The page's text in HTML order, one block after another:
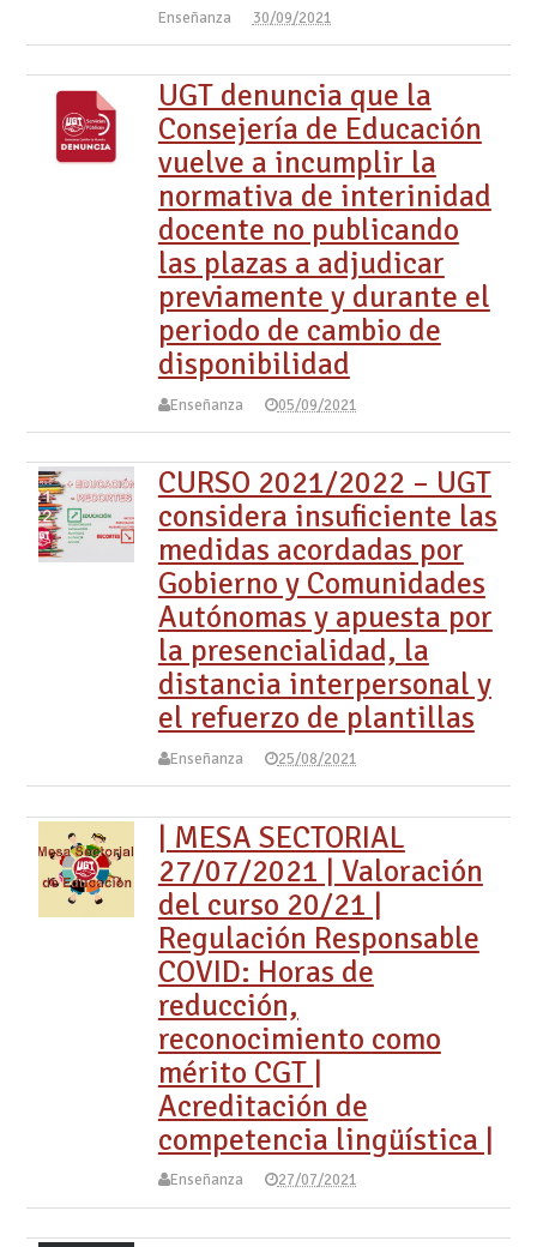
Enseñanza 30/09/2021
UGT denuncia que la
Consejería de Educación
vuelve a incumplir la
normativa de interinidad
docente no publicando
las plazas a adjudicar
previamente y durante el
periodo de cambio de
disponibilidad
Enseñanza 05/09/2021
CURSO 2021/2022 – UGT
considera insuficiente las
medidas acordadas por
Gobierno y Comunidades
Autónomas y apuesta por
la presencialidad, la
distancia interpersonal y
el refuerzo de plantillas
Enseñanza 25/08/2021
| MESA SECTORIAL
27/07/2021 | Valoración
del curso 20/21 |
Regulación Responsable
COVID: Horas de
reducción,
reconocimiento como
mérito CGT |
Acreditación de
competencia lingüística |
Enseñanza 27/07/2021